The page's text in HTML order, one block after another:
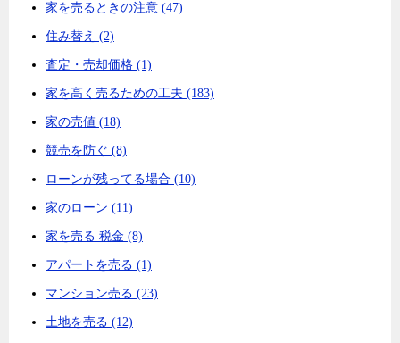
家を売るときの注意 (47)
住み替え (2)
査定・売却価格 (1)
家を高く売るための工夫 (183)
家の売値 (18)
競売を防ぐ (8)
ローンが残ってる場合 (10)
家のローン (11)
家を売る 税金 (8)
アパートを売る (1)
マンション売る (23)
土地を売る (12)